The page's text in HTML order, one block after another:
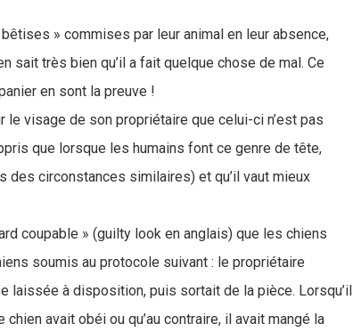
» commises par leur animal en leur absence,
sait très bien qu’il a fait quelque chose de mal. Ce
en sont la preuve !
visage de son propriétaire que celui-ci n’est pas
que lorsque les humains font ce genre de tête,
des circonstances similaires) et qu’il vaut mieux
coupable » (guilty look en anglais) que les chiens
soumis au protocole suivant : le propriétaire
laissée à disposition, puis sortait de la pièce. Lorsqu’il
avait obéi ou qu’au contraire, il avait mangé la